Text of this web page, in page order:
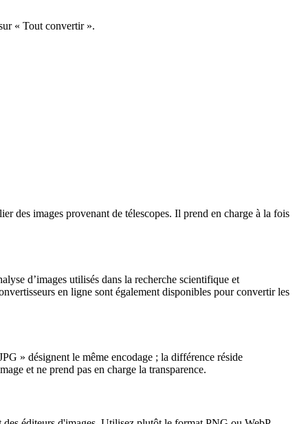
« Tout convertir ».
des images provenant de télescopes. Il prend en charge à la fois
d’images utilisés dans la recherche scientifique et
en ligne sont également disponibles pour convertir les
» désignent le même encodage ; la différence réside
et ne prend pas en charge la transparence.